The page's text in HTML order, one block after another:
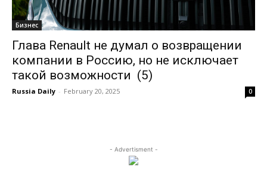
Бизнес
Глава Renault не думал о возвращении
компании в Россию, но не исключает
такой возможности (5)
Russia Daily - February 20, 2025 0
- Advertisment -